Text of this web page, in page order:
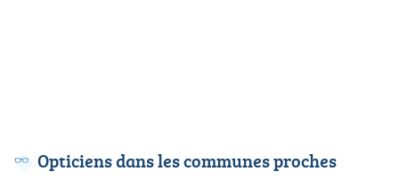
Opticiens dans les communes proches